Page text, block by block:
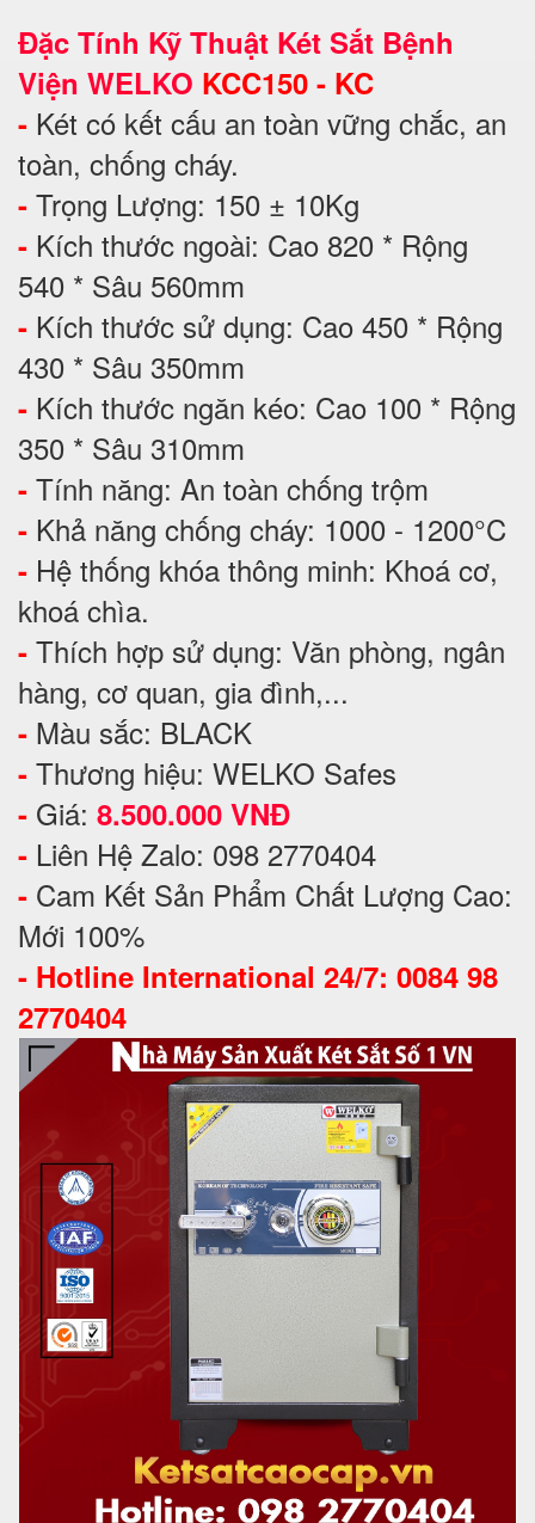
Đặc Tính Kỹ Thuật Két Sắt Bệnh
Viện WELKO KCC150 - KC
- Két có kết cấu an toàn vững chắc, an
toàn, chống cháy.
- Trọng Lượng: 150 ± 10Kg
- Kích thước ngoài: Cao 820 * Rộng
540 * Sâu 560mm
- Kích thước sử dụng: Cao 450 * Rộng
430 * Sâu 350mm
- Kích thước ngăn kéo: Cao 100 * Rộng
350 * Sâu 310mm
- Tính năng: An toàn chống trộm
- Khả năng chống cháy: 1000 - 1200°C
- Hệ thống khóa thông minh: Khoá cơ,
khoá chìa.
- Thích hợp sử dụng: Văn phòng, ngân
hàng, cơ quan, gia đình,...
- Màu sắc: BLACK
- Thương hiệu: WELKO Safes
- Giá: 8.500.000 VNĐ
- Liên Hệ Zalo: 098 2770404
- Cam Kết Sản Phẩm Chất Lượng Cao:
Mới 100%
- Hotline International 24/7: 0084 98
2770404